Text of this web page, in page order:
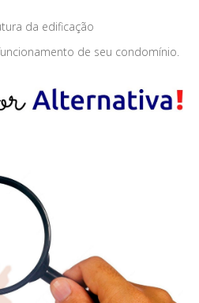
da edificação
de seu condomínio.